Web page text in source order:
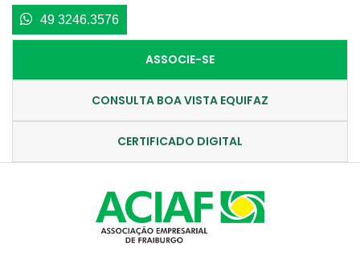
49 3246.3576
ASSOCIE-SE
CONSULTA BOA VISTA EQUIFAZ
CERTIFICADO DIGITAL